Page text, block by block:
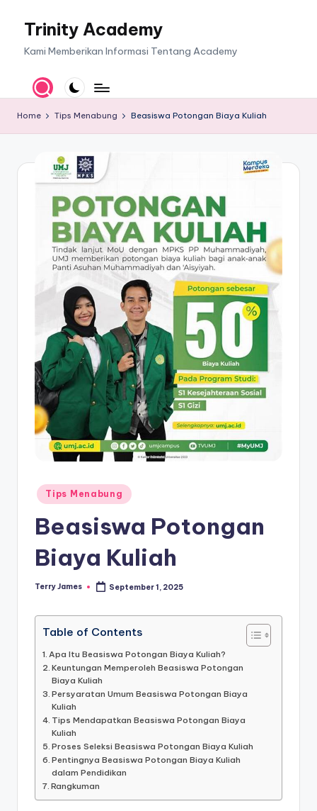
Trinity Academy
Kami Memberikan Informasi Tentang Academy
Home Tips Menabung Beasiswa Potongan Biaya Kuliah
Posted
in
Tips Menabung
Beasiswa Potongan
Biaya Kuliah
Posted
Terry James September 1, 2025
Table of Contents
Apa Itu Beasiswa Potongan Biaya Kuliah?
Keuntungan Memperoleh Beasiswa Potongan
Biaya Kuliah
Persyaratan Umum Beasiswa Potongan Biaya
Kuliah
Tips Mendapatkan Beasiswa Potongan Biaya
Kuliah
Proses Seleksi Beasiswa Potongan Biaya Kuliah
Pentingnya Beasiswa Potongan Biaya Kuliah
dalam Pendidikan
Rangkuman